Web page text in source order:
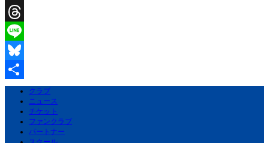
X
Threads
Line
Bluesky
共
クラブ
ニュース
チケット
ファンクラブ
パートナー